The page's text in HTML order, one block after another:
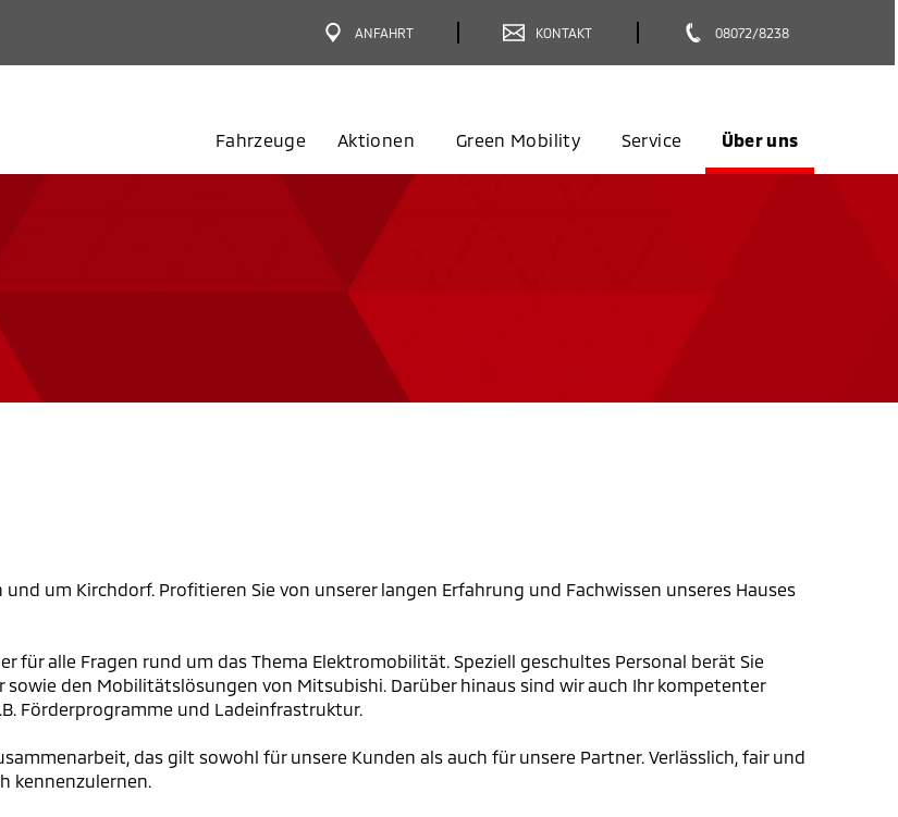
ANFAHRT KONTAKT 08072/8238
Fahrzeuge Aktionen Green Mobility Service Über uns
um Kirchdorf. Profitieren Sie von unserer langen Erfahrung und Fachwissen unseres Hauses
für alle Fragen rund um das Thema Elektromobilität. Speziell geschultes Personal berät Sie
den Mobilitätslösungen von Mitsubishi. Darüber hinaus sind wir auch Ihr kompetenter
Förderprogramme und Ladeinfrastruktur.
das gilt sowohl für unsere Kunden als auch für unsere Partner. Verlässlich, fair und
kennenzulernen.